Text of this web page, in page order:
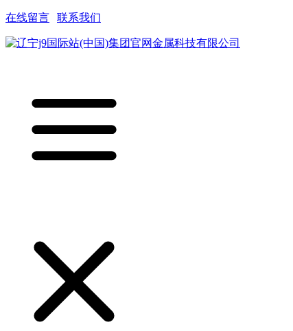
在线留言 联系我们